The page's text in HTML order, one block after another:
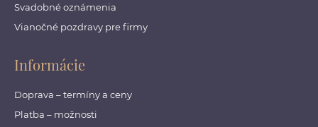
Svadobné oznámenia
Vianočné pozdravy pre firmy
Informácie
Doprava – termíny a ceny
Platba – možnosti